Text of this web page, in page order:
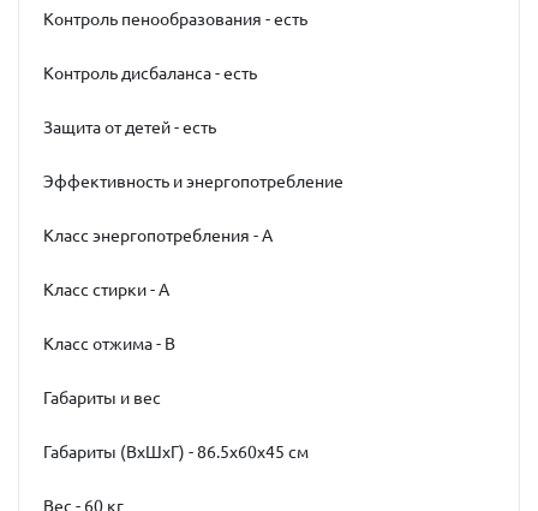
Контроль пенообразования - есть
Контроль дисбаланса - есть
Защита от детей - есть
Эффективность и энергопотребление
Класс энергопотребления - А
Класс стирки - A
Класс отжима - B
Габариты и вес
Габариты (ВхШхГ) - 86.5x60x45 см
Вес - 60 кг